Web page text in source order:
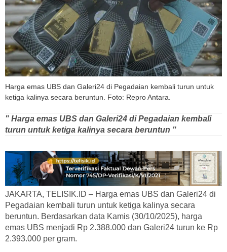
Harga emas UBS dan Galeri24 di Pegadaian kembali turun untuk
ketiga kalinya secara beruntun. Foto: Repro Antara.
" Harga emas UBS dan Galeri24 di Pegadaian kembali
turun untuk ketiga kalinya secara beruntun "
JAKARTA, TELISIK.ID – Harga emas UBS dan Galeri24 di
Pegadaian kembali turun untuk ketiga kalinya secara
beruntun. Berdasarkan data Kamis (30/10/2025), harga
emas UBS menjadi Rp 2.388.000 dan Galeri24 turun ke Rp
2.393.000 per gram.